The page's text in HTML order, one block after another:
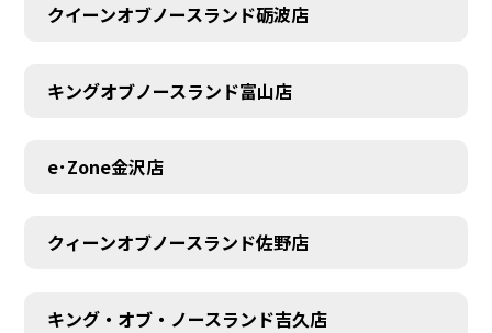
クイーンオブノースランド砺波店
キングオブノースランド富山店
e･Zone金沢店
クィーンオブノースランド佐野店
キング・オブ・ノースランド吉久店